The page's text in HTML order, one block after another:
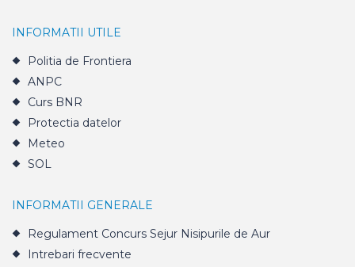
INFORMATII UTILE
Politia de Frontiera
ANPC
Curs BNR
Protectia datelor
Meteo
SOL
INFORMATII GENERALE
Regulament Concurs Sejur Nisipurile de Aur
Intrebari frecvente